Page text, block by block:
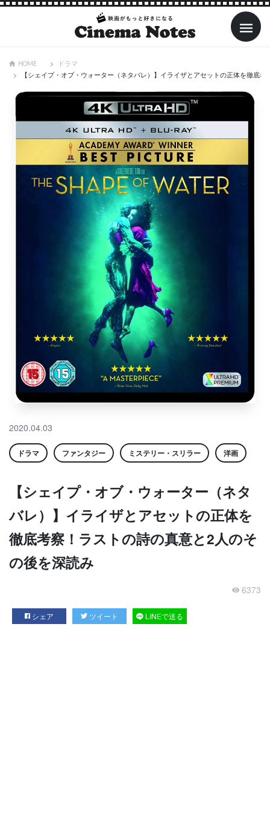
HOME
ドラマ
【シェイプ・オブ・ウォーター（ネタバレ）】イライザとアセットの正体を徹底
2020.04.03
ドラマ ファンタジー ミステリー・スリラー 洋画
【シェイプ・オブ・ウォーター（ネタ
バレ）】イライザとアセットの正体を
徹底考察！ラストの詩の真意と2人のそ
の後を深読み
6373
シェア ツイート LINEで送る